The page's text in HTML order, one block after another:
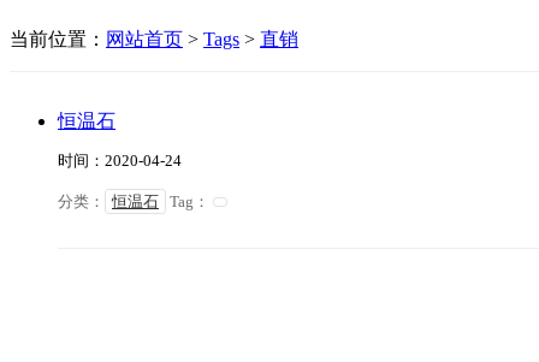
当前位置： 网站首页 > Tags > 直销
恒温石
时间：2020-04-24
分类： 恒温石 Tag：